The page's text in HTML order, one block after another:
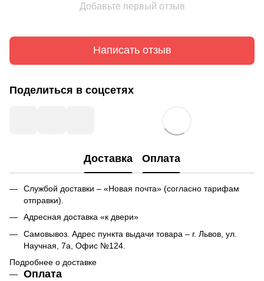
Добавьте первый отзыв
Написать отзыв
Поделиться в соцсетях
Доставка Оплата
Службой доставки – «Новая почта» (согласно тарифам
отправки).
Адресная доставка «к двери»
Самовывоз. Адрес пункта выдачи товара – г. Львов, ул.
Научная, 7а, Офис №124.
Подробнее о доставке
Оплата